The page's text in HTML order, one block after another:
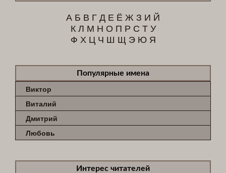
А Б В ГД Е Ё Ж З И Й
К Л М Н О П Р С Т У
Ф Х Ц Ч Ш Щ Э Ю Я
Популярные имена
Виктор
Виталий
Дмитрий
Любовь
Интерес читателей